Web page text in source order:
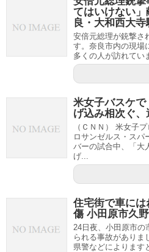
てはいけない
良・大和西大
安倍元総理が銃撃さ
す。奈良市内の現場
多くの人が訪れてい
米女子バスケ
げ込み相次ぐ、
（ＣＮＮ） 米女子
ロサンゼルス・スパ
バーの試合中、「大
げ...
住宅街で車に
傷 小田原市久野
24日夜、小田原市の
られる事故がありま
県警などによります